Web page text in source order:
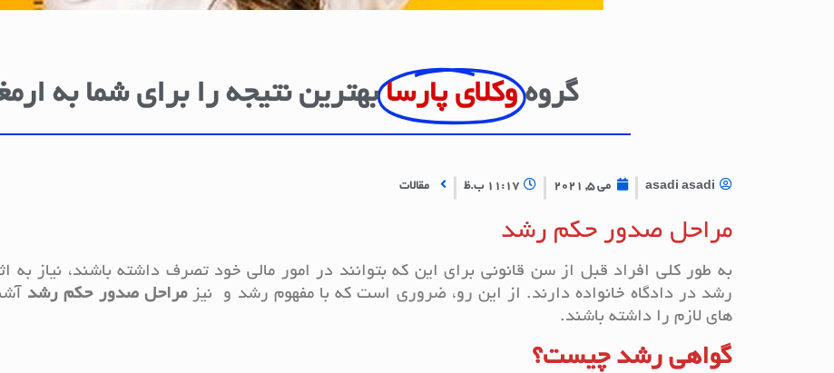
گروه وکلای پارسا بهترین نتیجه را برای شما به
asadi asadi می 5, 2021 11:17 ب.ظ مقالات
مراحل صدور حکم رشد
به طور کلی افراد قبل از سن قانونی برای این که بتوانند در امور مالی خود تصرف داشته باشند، نیاز به
رشد در دادگاه خانواده دارند. از این رو، ضروری است که با مفهوم رشد و نیزمراحل صدور حکم رشد
های لازم را داشته باشند.
گواهی رشد چیست؟